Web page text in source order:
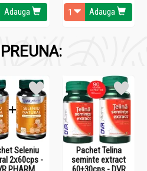
7 zile de la aparitia primelor
Adauga Adauga
Seleniu
2x60cps -
Pachet Telina
seminte extract